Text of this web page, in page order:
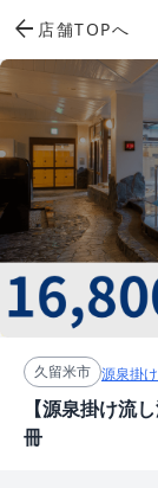
arrow_back 店舗TOPへ
久留米市 源泉掛
【源泉掛け
冊